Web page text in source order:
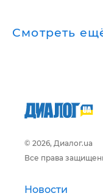
Смотреть
© 2026, Диалог.ua
Все права
Новости